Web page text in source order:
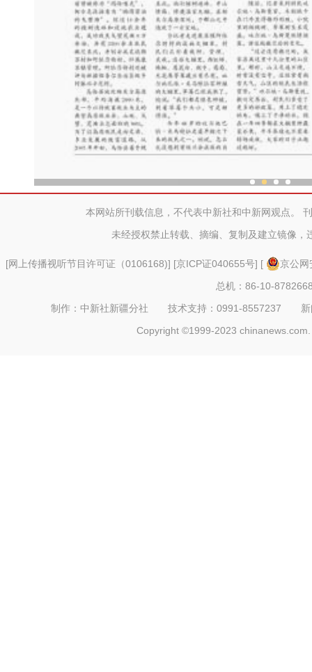
本网站所刊载信息，不代表中新社和中新网观点。
未经授权禁止转载、摘编、复制及建立镜像，
[网上传播视听节目许可证（0106168)] [京ICP证040655号] [
京公
总机：86-10-
制作：中新社新疆分社 技术支持：0991-8557237
Copyright ©1999-2023